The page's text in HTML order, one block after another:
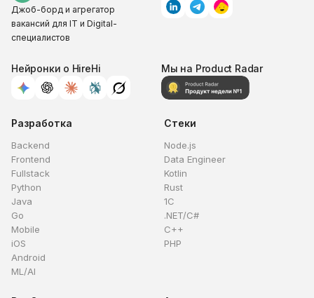
Джоб-борд и агрегатор
вакансий для IT и Digital-
специалистов
Нейронки о HireHi Мы на Product Radar
Разработка
Backend
Frontend
Fullstack
Python
Java
Go
Mobile
iOS
Android
ML/AI
Стеки
Node.js
Data Engineer
Kotlin
Rust
1C
.NET/C#
C++
PHP